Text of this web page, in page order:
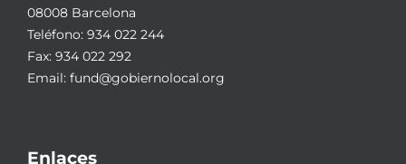
08008 Barcelona
Teléfono: 934 022 244
Fax: 934 022 292
Email: fund@gobiernolocal.org
Enlaces